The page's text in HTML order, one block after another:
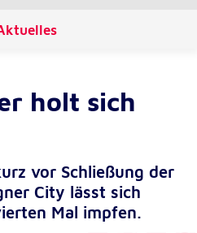
holt sich
vor Schließung der
City lässt sich
Mal impfen.
bezüglich Google Analytics